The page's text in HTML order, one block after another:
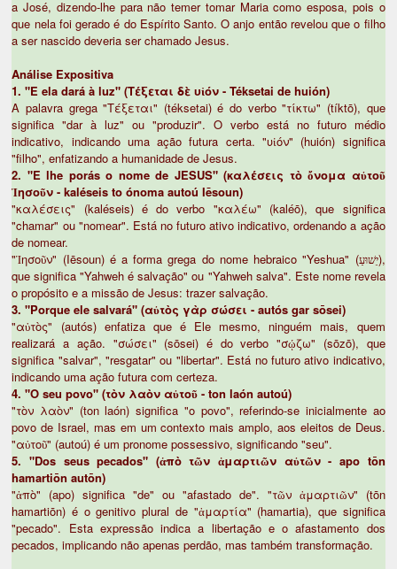
a José, dizendo-lhe para não temer tomar Maria como esposa, pois o
que nela foi gerado é do Espírito Santo. O anjo então revelou que o filho
a ser nascido deveria ser chamado Jesus.
Análise Expositiva
1. "E ela dará à luz" (Τέξεται δὲ υἱόν - Téksetai de huión)
A palavra grega "Τέξεται" (téksetai) é do verbo "τίκτω" (tíktō), que
significa "dar à luz" ou "produzir". O verbo está no futuro médio
indicativo, indicando uma ação futura certa. "υἱόν" (huión) significa
"filho", enfatizando a humanidade de Jesus.
2. "E lhe porás o nome de JESUS" (καλέσεις τὸ ὄνομα αὐτοῦ
Ἰησοῦν - kaléseis to ónoma autoú Iēsoun)
"καλέσεις" (kaléseis) é do verbo "καλέω" (kaléō), que significa
"chamar" ou "nomear". Está no futuro ativo indicativo, ordenando a ação
de nomear.
"Ἰησοῦν" (Iēsoun) é a forma grega do nome hebraico "Yeshua" (יֵשׁוּעַ),
que significa "Yahweh é salvação" ou "Yahweh salva". Este nome revela
o propósito e a missão de Jesus: trazer salvação.
3. "Porque ele salvará" (αὐτὸς γὰρ σώσει - autós gar sōsei)
"αὐτὸς" (autós) enfatiza que é Ele mesmo, ninguém mais, quem
realizará a ação. "σώσει" (sōsei) é do verbo "σῴζω" (sōzō), que
significa "salvar", "resgatar" ou "libertar". Está no futuro ativo indicativo,
indicando uma ação futura com certeza.
4. "O seu povo" (τὸν λαὸν αὐτοῦ - ton laón autoú)
"τὸν λαὸν" (ton laón) significa "o povo", referindo-se inicialmente ao
povo de Israel, mas em um contexto mais amplo, aos eleitos de Deus.
"αὐτοῦ" (autoú) é um pronome possessivo, significando "seu".
5. "Dos seus pecados" (ἀπὸ τῶν ἁμαρτιῶν αὐτῶν - apo tōn
hamartiōn autōn)
"ἀπὸ" (apo) significa "de" ou "afastado de". "τῶν ἁμαρτιῶν" (tōn
hamartiōn) é o genitivo plural de "ἁμαρτία" (hamartia), que significa
"pecado". Esta expressão indica a libertação e o afastamento dos
pecados, implicando não apenas perdão, mas também transformação.